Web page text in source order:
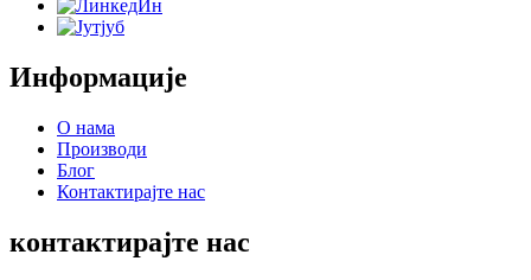
Информације
О нама
Производи
Блог
Контактирајте нас
контактирајте нас